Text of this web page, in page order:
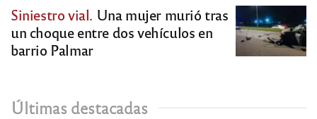
Siniestro vial. Una mujer murió tras
un choque entre dos vehículos en
barrio Palmar
Últimas destacadas